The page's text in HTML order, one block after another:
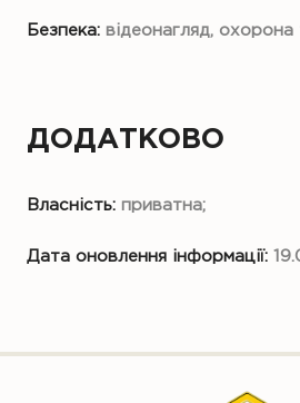
Безпека: відеонагляд, охорона
ДОДАТКОВО
Власність: приватна;
Дата оновлення інформації: